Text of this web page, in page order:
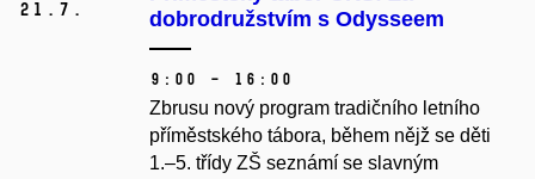
21. 7.
dobrodružstvím s Odysseem
9:00 – 16:00
Zbrusu nový program tradičního letního
příměstského tábora, během nějž se děti
1.–5. třídy ZŠ seznámí se slavným